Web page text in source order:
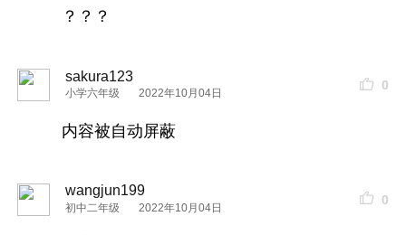
？？？
sakura123
小学六年级 2022年10月04日
0
内容被自动屏蔽
wangjun199
初中二年级 2022年10月04日
0